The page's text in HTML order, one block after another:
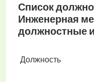
Список
Инженерная
должностные
Должность